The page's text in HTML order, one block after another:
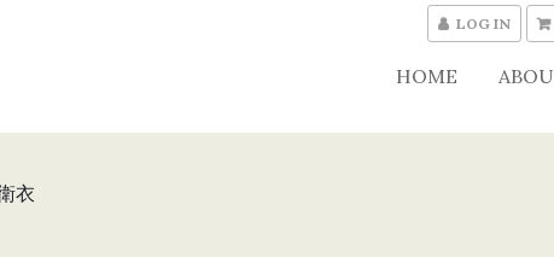
LOG IN
HOME
衣